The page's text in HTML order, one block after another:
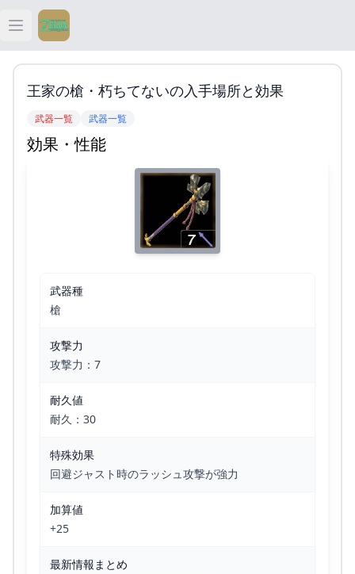
Open main menu
ティアキン
ティアキン 攻略
王家の槍・朽ちてないの入手場所と効果
武器一覧 武器一覧
効果・性能
武器種
槍
攻撃力
攻撃力：7
耐久値
耐久：30
特殊効果
回避ジャスト時のラッシュ攻撃が強力
加算値
+25
最新情報まとめ